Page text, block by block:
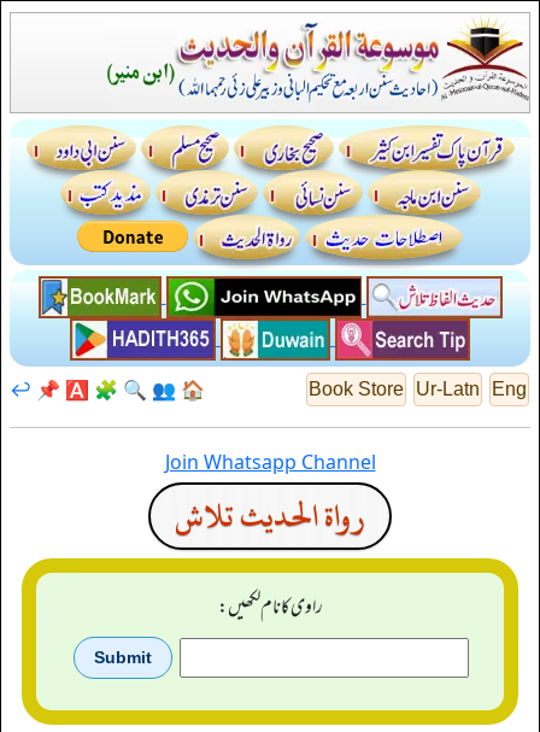
Eng
Ur-Latn
Book Store
🏠
👥
🔍
🧩
🅰️
📌
↩️
Join Whatsapp Channel
رواة الحديث تلاش
راوی کا نام لکھیں: